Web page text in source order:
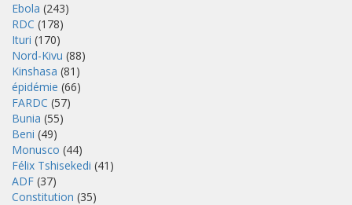
Ebola (243)
RDC (178)
Ituri (170)
Nord-Kivu (88)
Kinshasa (81)
épidémie (66)
FARDC (57)
Bunia (55)
Beni (49)
Monusco (44)
Félix Tshisekedi (41)
ADF (37)
Constitution (35)